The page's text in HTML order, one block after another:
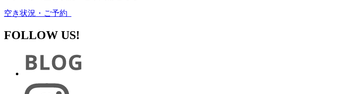
空き状況・ご予約
FOLLOW US!